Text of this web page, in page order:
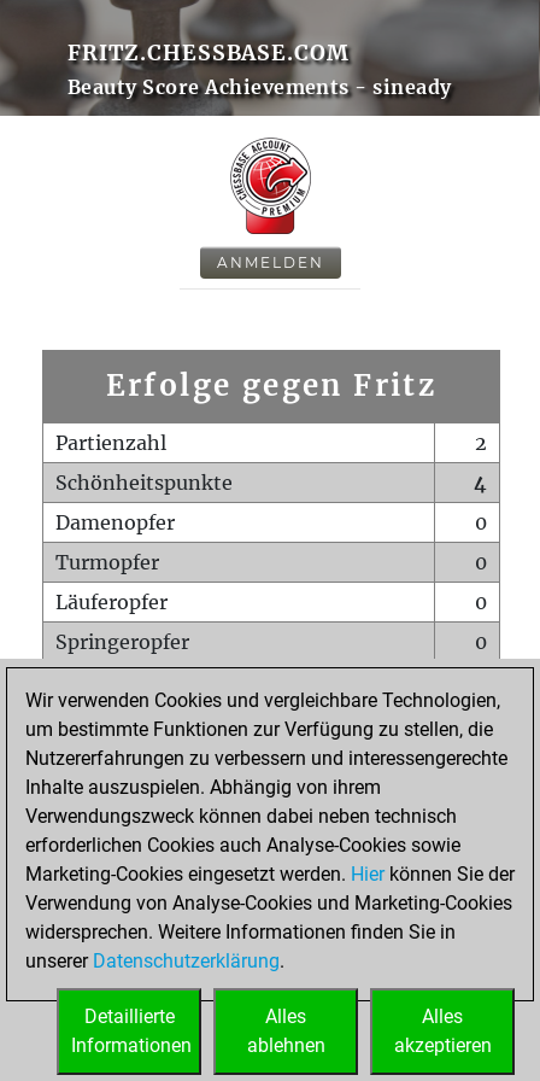
FRITZ.CHESSBASE.COM
Beauty Score Achievements - sineady
ANMELDEN
Erfolge gegen Fritz
Partienzahl
2
Schönheitspunkte
4
Damenopfer
0
Turmopfer
0
Läuferopfer
0
Springeropfer
0
Matt auf vollem Brett
0
Bauer setzt Matt
0
Erstickte Matts
Unterverwandlungen
Türme auf der siebten
0
STARTSEITE
Wir verwenden Cookies und vergleichbare Technologien,
um bestimmte Funktionen zur Verfügung zu stellen, die
Nutzererfahrungen zu verbessern und interessengerechte
Inhalte auszuspielen. Abhängig von ihrem
Verwendungszweck können dabei neben technisch
erforderlichen Cookies auch Analyse-Cookies sowie
Marketing-Cookies eingesetzt werden. Hierkönnen Sie der
Verwendung von Analyse-Cookies und Marketing-Cookies
widersprechen. Weitere Informationen finden Sie in
unserer Datenschutzerklärung.
Alles
akzeptieren
Alles
ablehnen
Detaillierte
Informationen